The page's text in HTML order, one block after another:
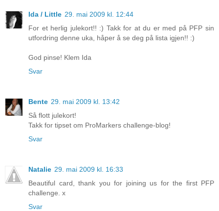
Ida / Little 29. mai 2009 kl. 12:44
For et herlig julekort!! :) Takk for at du er med på PFP sin
utfordring denne uka, håper å se deg på lista igjen!! :)
God pinse! Klem Ida
Svar
Bente 29. mai 2009 kl. 13:42
Så flott julekort!
Takk for tipset om ProMarkers challenge-blog!
Svar
Natalie 29. mai 2009 kl. 16:33
Beautiful card, thank you for joining us for the first PFP
challenge. x
Svar